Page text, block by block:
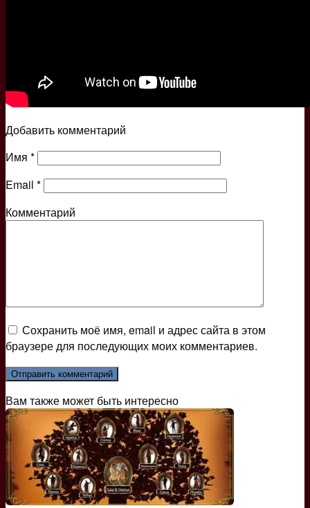
Добавить комментарий
Имя *
Email *
Комментарий
Сохранить моё имя, email и адрес сайта в этом
браузере для последующих моих комментариев.
Вам также может быть интересно